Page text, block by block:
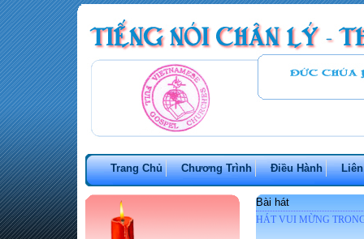
Trang Chủ Chương Trình Điều Hành
Bài hát
HÁT VUI MỪNG